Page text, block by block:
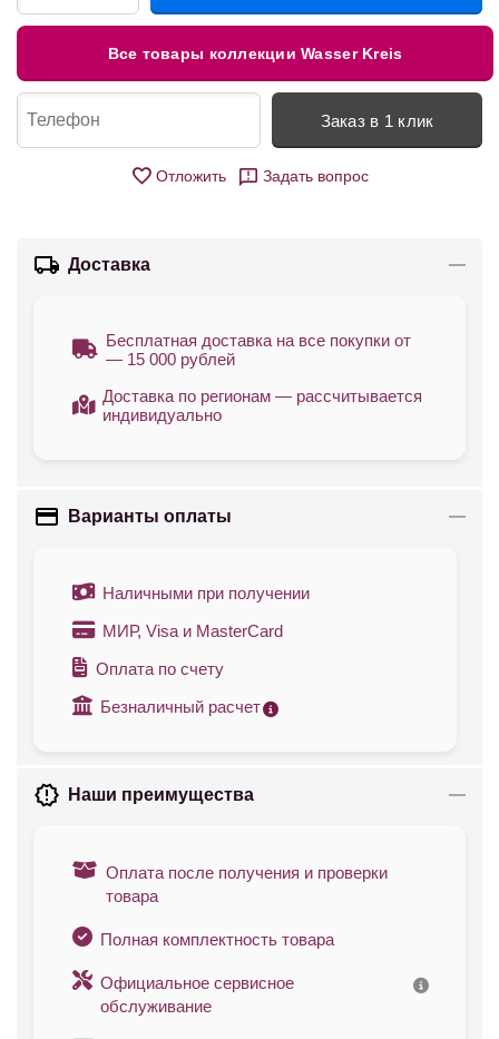
Все товары коллекции Wasser Kreis
Заказ в 1 клик
Отложить Задать вопрос
Доставка
Бесплатная доставка на все покупки от
— 15 000 рублей
Доставка по регионам — рассчитывается
индивидуально
Варианты оплаты
Наличными при получении
МИР, Visa и MasterCard
Оплата по счету
Безналичный расчет
Наши преимущества
Оплата после получения и проверки
товара
Полная комплектность товара
Официальное сервисное
обслуживание